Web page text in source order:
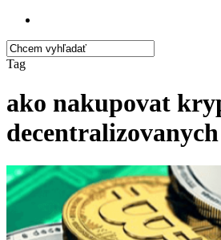
Close
Tag
ako nakupovat